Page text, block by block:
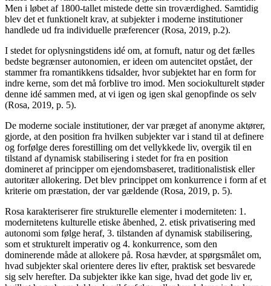
Men i løbet af 1800-tallet mistede dette sin troværdighed. Samtidig
blev det et funktionelt krav, at subjekter i moderne institutioner
handlede ud fra individuelle præferencer (Rosa, 2019, p.2).
I stedet for oplysningstidens idé om, at fornuft, natur og det fælles
bedste begrænser autonomien, er ideen om autencitet opstået, der
stammer fra romantikkens tidsalder, hvor subjektet har en form for
indre kerne, som det må forblive tro imod. Men sociokulturelt støder
denne idé sammen med, at vi igen og igen skal genopfinde os selv
(Rosa, 2019, p. 5).
De moderne sociale institutioner, der var præget af anonyme aktører,
gjorde, at den position fra hvilken subjekter var i stand til at definere
og forfølge deres forestilling om det vellykkede liv, overgik til en
tilstand af dynamisk stabilisering i stedet for fra en position
domineret af principper om ejendomsbaseret, traditionalistisk eller
autoritær allokering. Det blev princippet om konkurrence i form af et
kriterie om præstation, der var gældende (Rosa, 2019, p. 5).
Rosa karakteriserer fire strukturelle elementer i moderniteten: 1.
modernitetens kulturelle etiske åbenhed, 2. etisk privatisering med
autonomi som følge heraf, 3. tilstanden af dynamisk stabilisering,
som et strukturelt imperativ og 4. konkurrence, som den
dominerende måde at allokere på. Rosa hævder, at spørgsmålet om,
hvad subjekter skal orientere deres liv efter, praktisk set besvarede
sig selv herefter. Da subjekter ikke kan sige, hvad det gode liv er,